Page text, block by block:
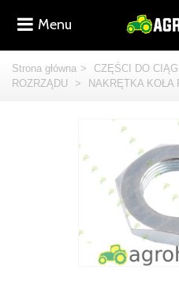
Menu
Strona główna > CZĘŚCI DO
ROZRZĄDU
> NAKRĘTKA KOŁA